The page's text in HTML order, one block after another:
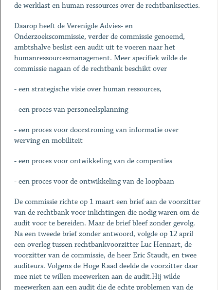
de werklast en human ressources over de rechtbanksecties.
Daarop heeft de Verenigde Advies- en
Onderzoekscommissie, verder de commissie genoemd,
ambtshalve beslist een audit uit te voeren naar het
humanressourcesmanagement. Meer specifiek wilde de
commissie nagaan of de rechtbank beschikt over
- een strategische visie over human ressources,
- een proces van personeelsplanning
- een proces voor doorstroming van informatie over
werving en mobiliteit
- een proces voor ontwikkeling van de compenties
- een proces voor de ontwikkeling van de loopbaan
De commissie richte op 1 maart een brief aan de voorzitter
van de rechtbank voor inlichtingen die nodig waren om de
audit voor te bereiden. Maar de brief bleef zonder gevolg.
Na een tweede brief zonder antwoord, volgde op 12 april
een overleg tussen rechtbankvoorzitter Luc Hennart, de
voorzitter van de commissie, de heer Eric Staudt, en twee
auditeurs. Volgens de Hoge Raad deelde de voorzitter daar
mee niet te willen meewerken aan de audit.Hij wilde
meewerken aan een audit die de echte problemen van de